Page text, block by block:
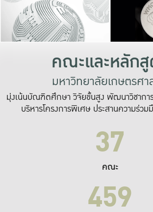
คณะและหลัก
มหาวิทยาลัยเกษตรศ
มุ่งเน้นบัณฑิตศึกษา วิจัยขั้นสูง พัฒนาวิชากา
บริหารโครงการพิเศษ ประสานความร่ว
37
คณะ
459